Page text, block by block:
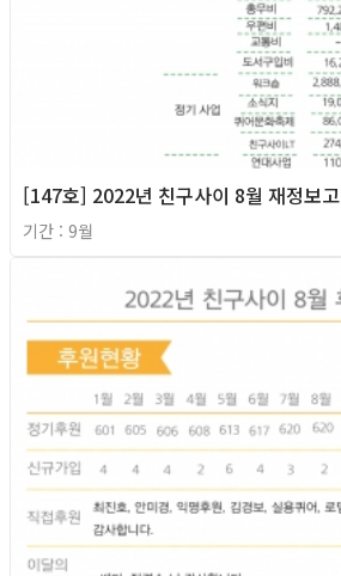
[147호] 2022년 친구사이 8월 재정보고
기간 : 9월